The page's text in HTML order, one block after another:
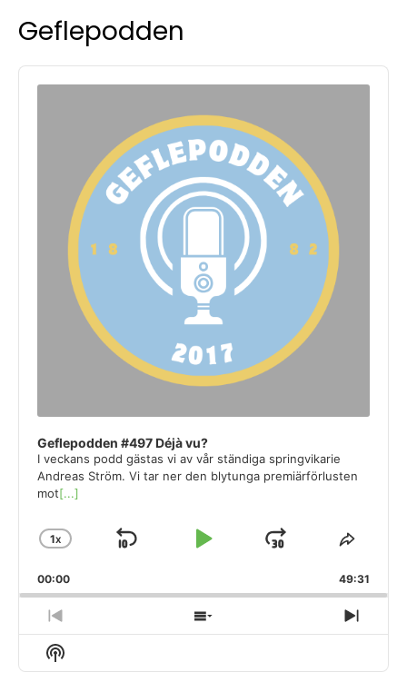
Geflepodden
Audio
Player
Geflepodden #497 Déjà vu?
I veckans podd gästas vi av vår ständiga springvikarie
Andreas Ström. Vi tar ner den blytunga premiärförlusten
mot[...]
CHANGE
RATE
1X
SKIP
PLAY JUMP
FORWARD
SHARE
00:00 49:31
PREVIOUS
EPISODE
SHOW
EPISODES
NEXT
Show
Podcast